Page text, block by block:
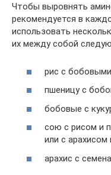
Чтобы выровнять
рекомендуется в
использовать
их между собой
рис с
пшеницу с
бобовые с
сою с рисом и
или с арахисом
арахис с